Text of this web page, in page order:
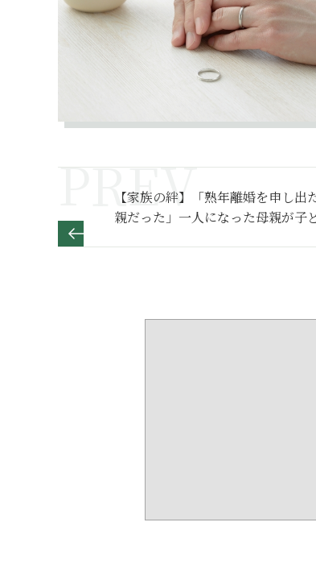
【家族の絆】「熟年離婚を申し出
親だった」一人になった母親が子